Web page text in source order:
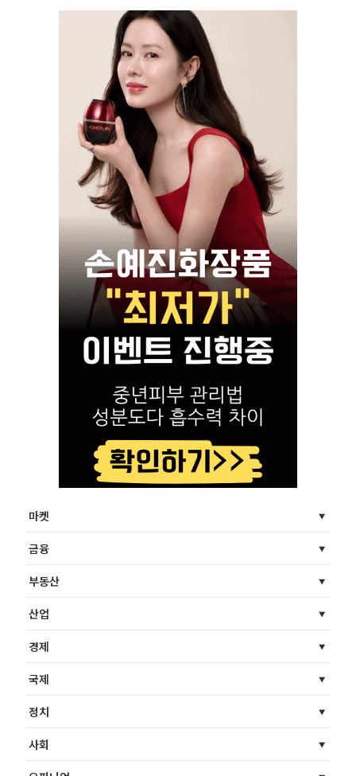
마켓
금융
부동산
산업
경제
국제
정치
사회